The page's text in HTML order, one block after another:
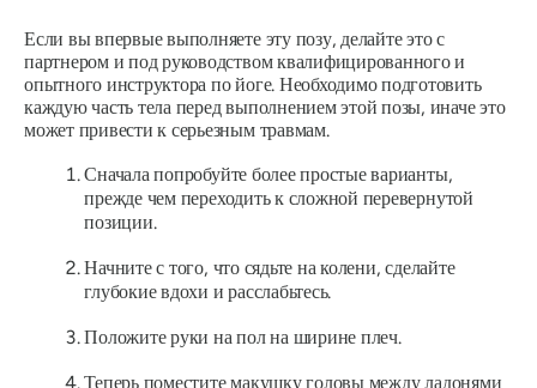
Если вы впервые выполняете эту позу, делайте это с
партнером и под руководством квалифицированного и
опытного инструктора по йоге. Необходимо подготовить
каждую часть тела перед выполнением этой позы, иначе это
может привести к серьезным травмам.
Сначала попробуйте более простые варианты,
прежде чем переходить к сложной перевернутой
позиции.
Начните с того, что сядьте на колени, сделайте
глубокие вдохи и расслабьтесь.
Положите руки на пол на ширине плеч.
Теперь поместите макушку головы между ладонями